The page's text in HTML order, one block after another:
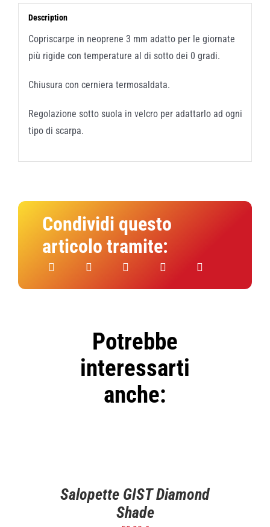
Description
Copriscarpe in neoprene 3 mm adatto per le giornate
più rigide con temperature al di sotto dei 0 gradi.
Chiusura con cerniera termosaldata.
Regolazione sotto suola in velcro per adattarlo ad ogni
tipo di scarpa.
Condividi questo
articolo tramite:
Potrebbe
interessarti
anche:
Salopette GIST Diamond
Shade